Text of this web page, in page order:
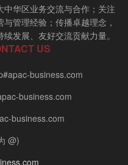
华区业务交流与合作；关注
管理经验；传播卓越理念，
发展、友好交流贡献力量。
US
business.com
business.com
business.com
@)